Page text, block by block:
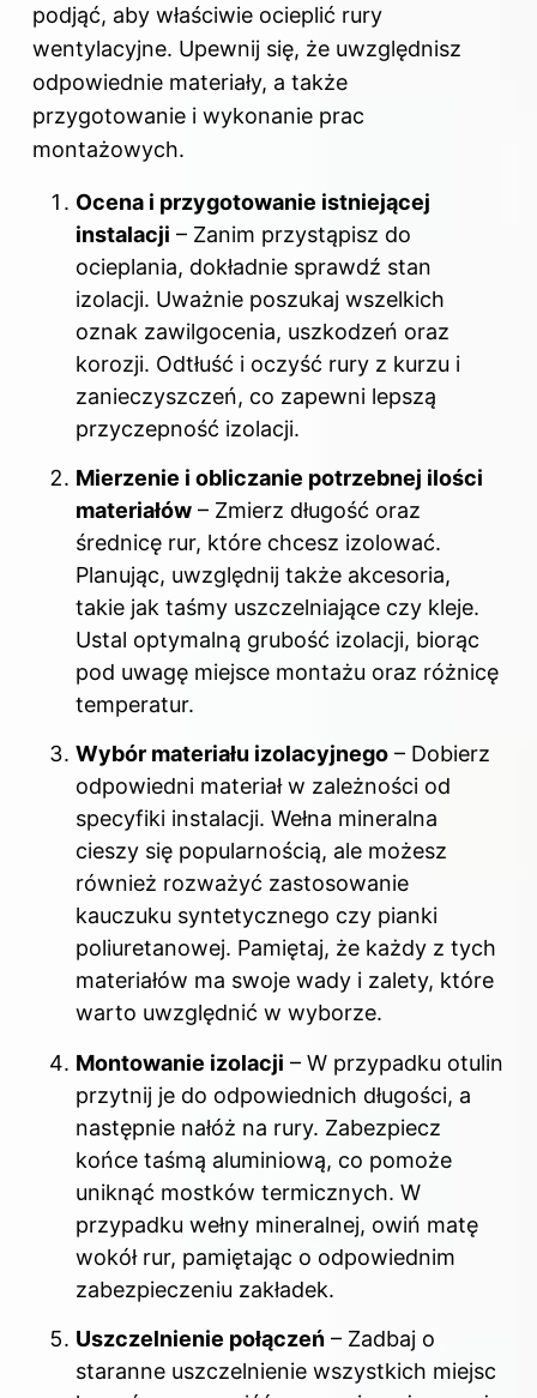
podjąć, aby właściwie ocieplić rury
wentylacyjne. Upewnij się, że uwzględnisz
odpowiednie materiały, a także
przygotowanie i wykonanie prac
montażowych.
Ocena i przygotowanie istniejącej
instalacji – Zanim przystąpisz do
ocieplania, dokładnie sprawdź stan
izolacji. Uważnie poszukaj wszelkich
oznak zawilgocenia, uszkodzeń oraz
korozji. Odtłuść i oczyść rury z kurzu i
zanieczyszczeń, co zapewni lepszą
przyczepność izolacji.
Mierzenie i obliczanie potrzebnej ilości
materiałów – Zmierz długość oraz
średnicę rur, które chcesz izolować.
Planując, uwzględnij także akcesoria,
takie jak taśmy uszczelniające czy kleje.
Ustal optymalną grubość izolacji, biorąc
pod uwagę miejsce montażu oraz różnicę
temperatur.
Wybór materiału izolacyjnego – Dobierz
odpowiedni materiał w zależności od
specyfiki instalacji. Wełna mineralna
cieszy się popularnością, ale możesz
również rozważyć zastosowanie
kauczuku syntetycznego czy pianki
poliuretanowej. Pamiętaj, że każdy z tych
materiałów ma swoje wady i zalety, które
warto uwzględnić w wyborze.
Montowanie izolacji – W przypadku otulin
przytnij je do odpowiednich długości, a
następnie nałóż na rury. Zabezpiecz
końce taśmą aluminiową, co pomoże
uniknąć mostków termicznych. W
przypadku wełny mineralnej, owiń matę
wokół rur, pamiętając o odpowiednim
zabezpieczeniu zakładek.
Uszczelnienie połączeń – Zadbaj o
staranne uszczelnienie wszystkich miejsc